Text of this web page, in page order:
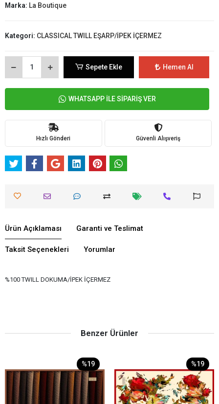
Marka: La Boutique
Kategori: CLASSICAL TWILL EŞARP/İPEK İÇERMEZ
Sepete Ekle Hemen Al
WHATSAPP İLE SİPARİŞ VER
Hızlı Gönderi Güvenli Alışveriş
Ürün Açıklaması Garanti ve Teslimat
Taksit Seçenekleri Yorumlar
%100 TWILL DOKUMA/İPEK İÇERMEZ
Benzer Ürünler
%19 %19